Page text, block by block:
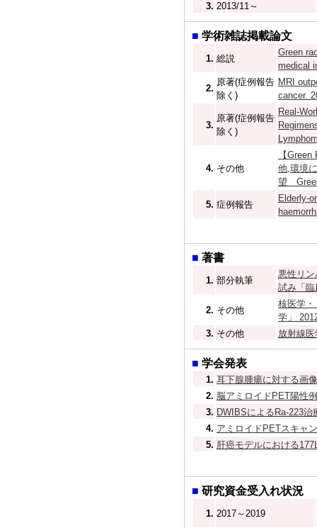
3. 2013/11～
■ 学術雑誌掲載論文
1. 総説
Green
medical
2.
原著(症例報告
除く)
MRI
cancer.
3.
原著(症例報告
除く)
Real-
4. その他
【
他,環境
望
5. 症例報告
Elderly-
■ 著書
1. 部分執筆
悪性リ
試み「
2. その他
核医学
学」
3. その他 放射線
■ 学会発表
1. 耳下腺腫瘍に対する画
2. 脳アミロイドPET陽性
3. DWIBSによるRa-223
4. アミロイドPETスキャ
5. 肝癌モデルにおける
■ 研究資金受入れ状況
1. 2017～2019